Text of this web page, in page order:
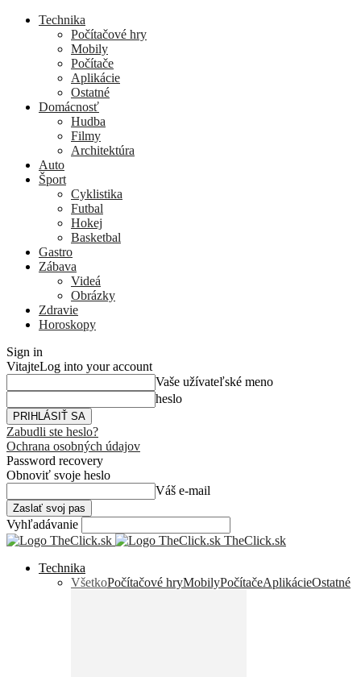
Technika
Počítačové hry
Mobily
Počítače
Aplikácie
Ostatné
Domácnosť
Hudba
Filmy
Architektúra
Auto
Šport
Cyklistika
Futbal
Hokej
Basketbal
Gastro
Zábava
Videá
Obrázky
Zdravie
Horoskopy
Sign in
VitajteLog into your account
Vaše užívateľské meno
heslo
Zabudli ste heslo?
Ochrana osobných údajov
Password recovery
Obnoviť svoje heslo
Váš e-mail
Vyhľadávanie
TheClick.sk
Technika
VšetkoPočítačové hryMobilyPočítačeAplikácieOstatné